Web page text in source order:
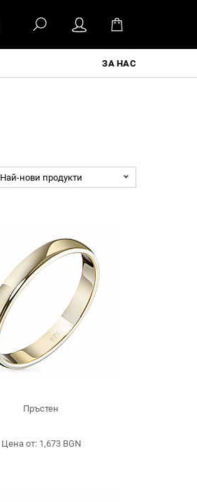
ЗА НАС
Най-нови продукти
Пръстен
Цена от: 1,673 BGN